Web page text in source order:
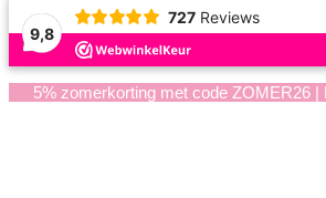
9,8
727 Reviews
5% zomerkorting met code ZOMER26 |